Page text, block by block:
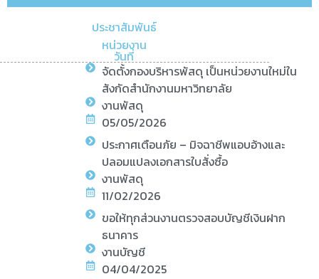
ประชาสัมพันธ์
หน่วยงาน
วันที่
จัดตั้งกองบริหารพัสดุ เป็นหน่วยงานใหม่ใน
สังกัดสำนักงานมหาวิทยาลัย
งานพัสดุ
05/05/2026
ประกาศเตือนภัย – มิจฉาชีพแอบอ้างและ
ปลอมแปลงเอกสารใบสั่งซื้อ
งานพัสดุ
11/02/2026
ขอให้ทุกส่วนงานตรวจสอบบัญชีเงินฝาก
ธนาคาร
งานบัญชี
04/04/2025